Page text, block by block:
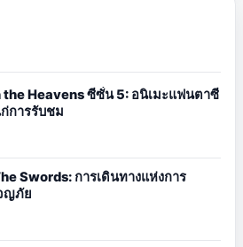
Heavens ซีซั่น 5: อนิเมะแฟนตาซี
การรับชม
Swords: การเดินทางแห่งการ
ญภัย